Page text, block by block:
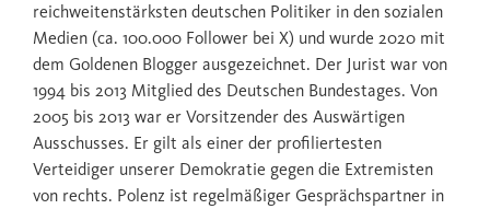
reichweitenstärksten deutschen Politiker in den sozialen
Medien (ca. 100.000 Follower bei X) und wurde 2020 mit
dem Goldenen Blogger ausgezeichnet. Der Jurist war von
1994 bis 2013 Mitglied des Deutschen Bundestages. Von
2005 bis 2013 war er Vorsitzender des Auswärtigen
Ausschusses. Er gilt als einer der profiliertesten
Verteidiger unserer Demokratie gegen die Extremisten
von rechts. Polenz ist regelmäßiger Gesprächspartner in